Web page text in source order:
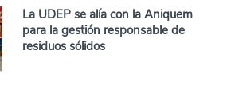
La UDEP se alía con la Aniquem
para la gestión responsable de
residuos sólidos